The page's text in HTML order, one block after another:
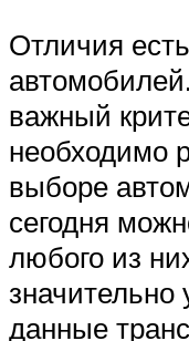
Отличия
важный
необходимо
выборе
сегодня
любого из
данные